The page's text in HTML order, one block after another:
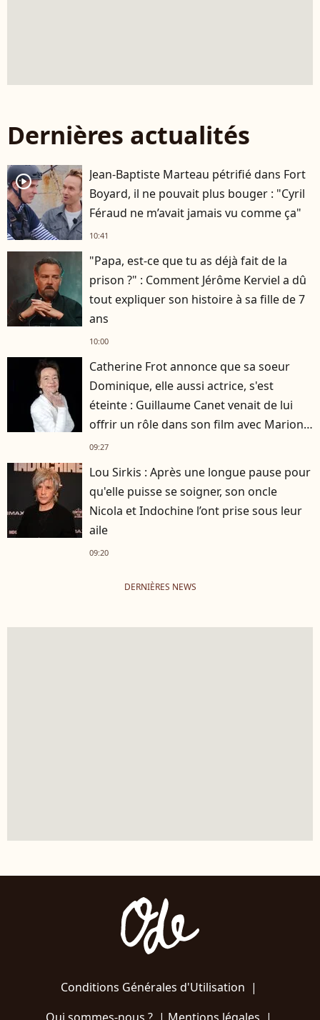
Dernières actualités
player2
Jean-Baptiste Marteau pétrifié dans Fort
Boyard, il ne pouvait plus bouger : "Cyril
Féraud ne m’avait jamais vu comme ça"
10:41
"Papa, est-ce que tu as déjà fait de la
prison ?" : Comment Jérôme Kerviel a dû
tout expliquer son histoire à sa fille de 7
ans
10:00
Catherine Frot annonce que sa soeur
Dominique, elle aussi actrice, s'est
éteinte : Guillaume Canet venait de lui
offrir un rôle dans son film avec Marion
Cotillard
09:27
Lou Sirkis : Après une longue pause pour
qu'elle puisse se soigner, son oncle
Nicola et Indochine l’ont prise sous leur
aile
09:20
DERNIÈRES NEWS
Conditions Générales d'Utilisation |